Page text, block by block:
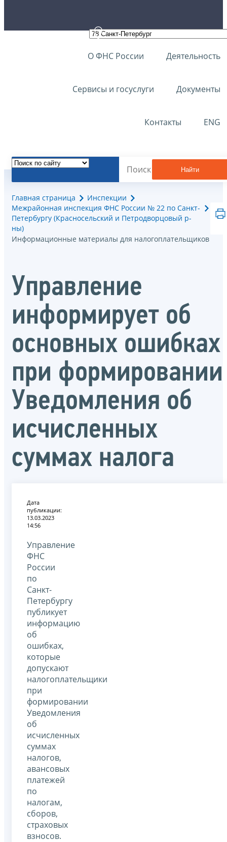
О ФНС России Деятельность
Сервисы и госуслуги Документы
Контакты ENG
Найти
Главная страница
Инспекции
Межрайонная инспекция ФНС России № 22 по Санкт-
Петербургу (Красносельский и Петродворцовый р-
ны)
Информационные материалы для налогоплательщиков
Управление
информирует об
основных ошибках
при формировании
Уведомления об
исчисленных
суммах налога
Дата
публикации:
13.03.2023
14:56
Управление
ФНС
России
по
Санкт-
Петербургу
публикует
информацию
об
ошибках,
которые
допускают
налогоплательщики
при
формировании
Уведомления
об
исчисленных
суммах
налогов,
авансовых
платежей
по
налогам,
сборов,
страховых
взносов.